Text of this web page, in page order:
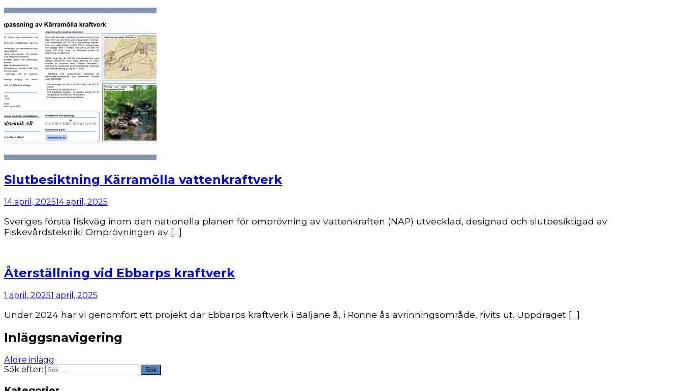
Slutbesiktning Kärramölla vattenkraftverk
14 april, 202514 april, 2025
Sveriges första fiskväg inom den nationella planen för omprövning av vattenkraften (NAP) utvecklad, designad och slutbesiktigad av
Fiskevårdsteknik! Omprövningen av […]
Återställning vid Ebbarps kraftverk
1 april, 20251 april, 2025
Under 2024 har vi genomfört ett projekt där Ebbarps kraftverk i Bäljane å, i Rönne ås avrinningsområde, rivits ut. Uppdraget […]
Inläggsnavigering
Äldre inlägg
Sök efter:
Sök